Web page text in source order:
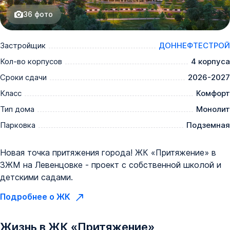
36 фото
Застройщик
ДОННЕФТЕСТРОЙ
Кол-во корпусов
4 корпуса
Сроки сдачи
2026-2027
Класс
Комфорт
Тип дома
Монолит
Парковка
Подземная
Новая точка притяжения города! ЖК «Притяжение» в
ЗЖМ на Левенцовке - проект с собственной школой и
детскими садами.
Подробнее о ЖК
Жизнь в ЖК «Притяжение»